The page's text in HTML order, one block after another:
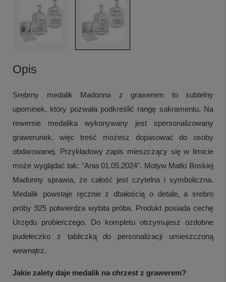
Opis
Srebrny medalik Madonna z grawerem to subtelny
upominek, który pozwala podkreślić rangę sakramentu. Na
rewersie medalika wykonywany jest spersonalizowany
grawerunek, więc treść możesz dopasować do osoby
obdarowanej. Przykładowy zapis mieszczący się w limicie
może wyglądać tak: "Ania 01.05.2024". Motyw Matki Boskiej
Madonny sprawia, że całość jest czytelna i symboliczna.
Medalik powstaje ręcznie z dbałością o detale, a srebro
próby 925 potwierdza wybita próba. Produkt posiada cechę
Urzędu probierczego. Do kompletu otrzymujesz ozdobne
pudełeczko z tabliczką do personalizacji umieszczoną
wewnątrz.
Jakie zalety daje medalik na chrzest z grawerem?